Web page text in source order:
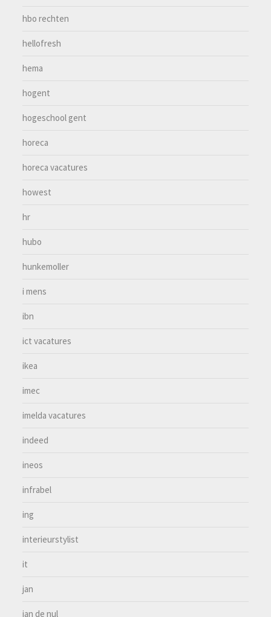
hbo rechten
hellofresh
hema
hogent
hogeschool gent
horeca
horeca vacatures
howest
hr
hubo
hunkemoller
i mens
ibn
ict vacatures
ikea
imec
imelda vacatures
indeed
ineos
infrabel
ing
interieurstylist
it
jan
jan de nul